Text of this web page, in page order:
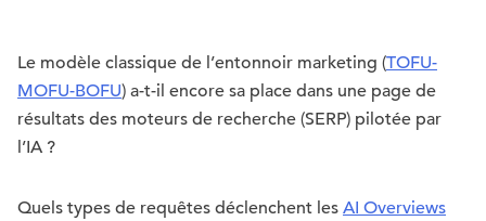
Le modèle classique de l’entonnoir marketing (TOFU-
MOFU-BOFU) a-t-il encore sa place dans une page de
résultats des moteurs de recherche (SERP) pilotée par
l’IA ?
Quels types de requêtes déclenchent les AI Overviews